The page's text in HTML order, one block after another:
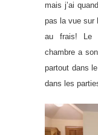
mais j’ai
pas la vue sur
au frais! Le
chambre a
partout dans
dans les